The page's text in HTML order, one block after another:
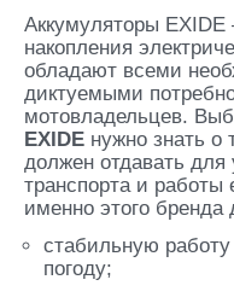
Аккумуляторы
накопления
обладают всеми
диктуемыми
мотовладельцев.
EXIDE нужно знать о
должен отдавать для
транспорта и работы
именно этого бренда
стабильную
погоду;